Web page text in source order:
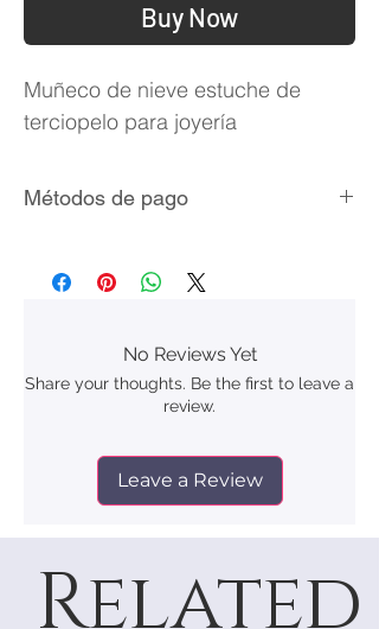
Buy Now
Muñeco de nieve estuche de
terciopelo para joyería
Métodos de pago
MercadoPago
No Reviews Yet
Share your thoughts. Be the first to leave a
review.
Leave a Review
Related